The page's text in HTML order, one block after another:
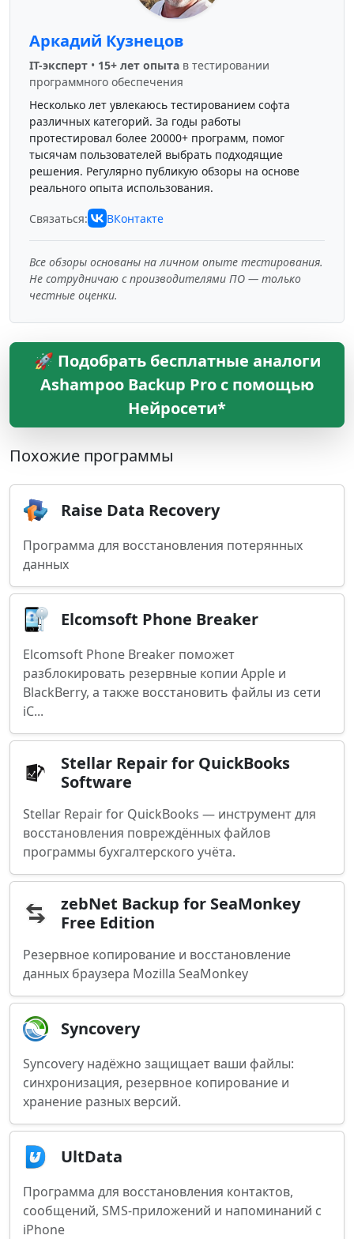
Аркадий Кузнецов
IT-эксперт • 15+ лет опыта в тестировании
программного обеспечения
Несколько лет увлекаюсь тестированием софта
различных категорий. За годы работы
протестировал более 20000+ программ, помог
тысячам пользователей выбрать подходящие
решения. Регулярно публикую обзоры на основе
реального опыта использования.
Связаться: ВКонтакте
Все обзоры основаны на личном опыте тестирования.
Не сотрудничаю с производителями ПО — только
честные оценки.
🚀 Подобрать бесплатные аналоги
Ashampoo Backup Pro с помощью
Нейросети*
Похожие программы
Raise Data Recovery
Программа для восстановления потерянных
данных
Elcomsoft Phone Breaker
Elcomsoft Phone Breaker поможет
разблокировать резервные копии Apple и
BlackBerry, а также восстановить файлы из сети
iC...
Stellar Repair for QuickBooks
Software
Stellar Repair for QuickBooks — инструмент для
восстановления повреждённых файлов
программы бухгалтерского учёта.
zebNet Backup for SeaMonkey
Free Edition
Резервное копирование и восстановление
данных браузера Mozilla SeaMonkey
Syncovery
Syncovery надёжно защищает ваши файлы:
синхронизация, резервное копирование и
хранение разных версий.
UltData
Программа для восстановления контактов,
сообщений, SMS-приложений и напоминаний с
iPhone